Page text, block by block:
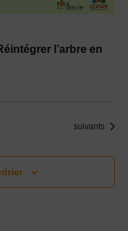
l’arbre en
Évènements
suivants